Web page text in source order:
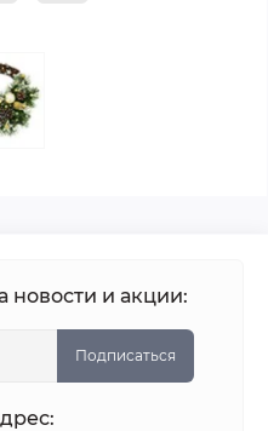
новости и акции:
Подписаться